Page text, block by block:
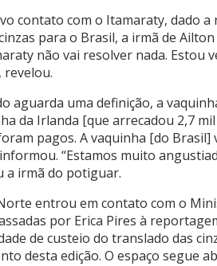
contato com o Itamaraty, dado
para o Brasil, a irmã de
não vai resolver nada. Estou
revelou.
aguarda uma definição, a
da Irlanda [que arrecadou 2,7
pagos. A vaquinha [do
“Estamos muito
a irmã do potiguar.
entrou em contato com o
por Erica Pires à
de custeio do translado das
desta edição. O espaço segue